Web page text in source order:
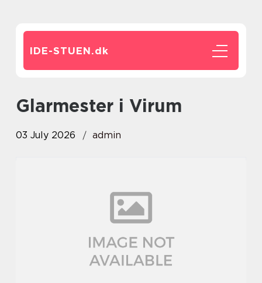
IDE-STUEN.dk
glarmester i Virum
03 July 2026 admin